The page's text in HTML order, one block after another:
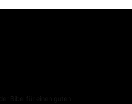
Bibel für einen guten